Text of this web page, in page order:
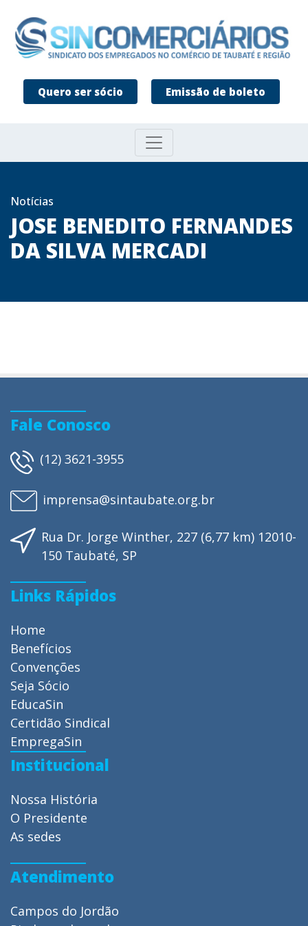
Quero ser sócio Emissão de boleto
Notícias
JOSE BENEDITO FERNANDES
DA SILVA MERCADI
Fale Conosco
(12) 3621-3955
imprensa@sintaubate.org.br
Rua Dr. Jorge Winther, 227 (6,77 km) 12010-
150 Taubaté, SP
Links Rápidos
Home
Benefícios
Convenções
Seja Sócio
EducaSin
Certidão Sindical
EmpregaSin
Institucional
Nossa História
O Presidente
As sedes
Atendimento
Campos do Jordão